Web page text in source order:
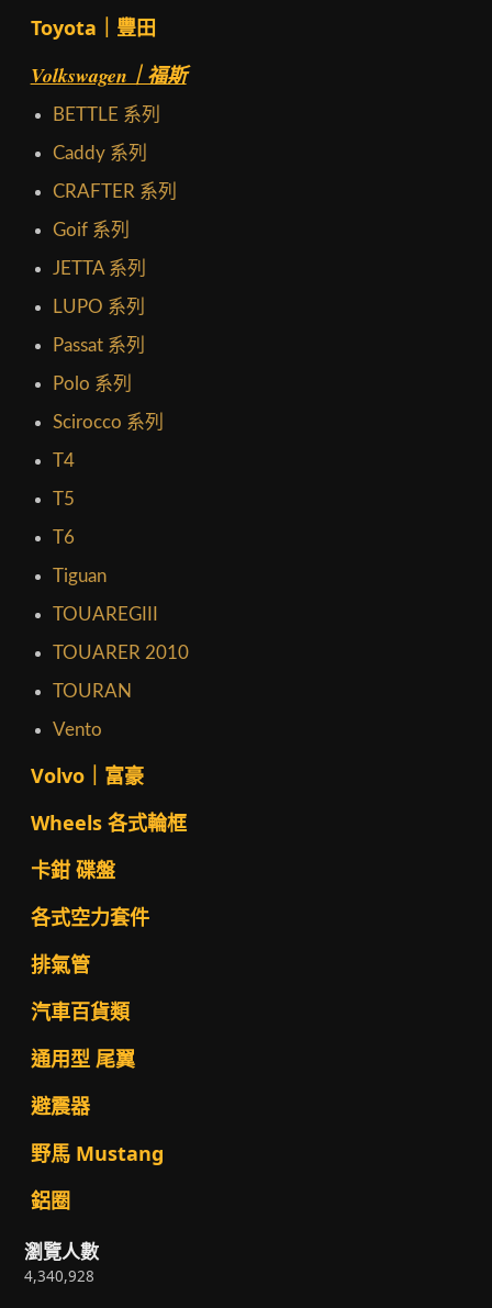
Toyota｜豐田
Volkswagen｜福斯
BETTLE 系列
Caddy 系列
CRAFTER 系列
Goif 系列
JETTA 系列
LUPO 系列
Passat 系列
Polo 系列
Scirocco 系列
T4
T5
T6
Tiguan
TOUAREGIII
TOUARER 2010
TOURAN
Vento
Volvo｜富豪
Wheels 各式輪框
卡鉗 碟盤
各式空力套件
排氣管
汽車百貨類
通用型 尾翼
避震器
野馬 Mustang
鋁圈
瀏覽人數
4,340,928